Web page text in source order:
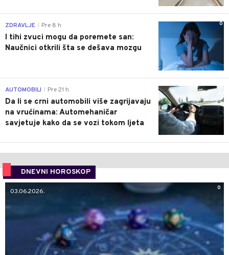
0
ZDRAVLJE Pre 8 h
I tihi zvuci mogu da poremete san:
Naučnici otkrili šta se dešava mozgu
0
AUTOMOBILI Pre 21 h
Da li se crni automobili više zagrijavaju
na vrućinama: Automehaničar
savjetuje kako da se vozi tokom ljeta
DNEVNI HOROSKOP
0
03.06.2026.